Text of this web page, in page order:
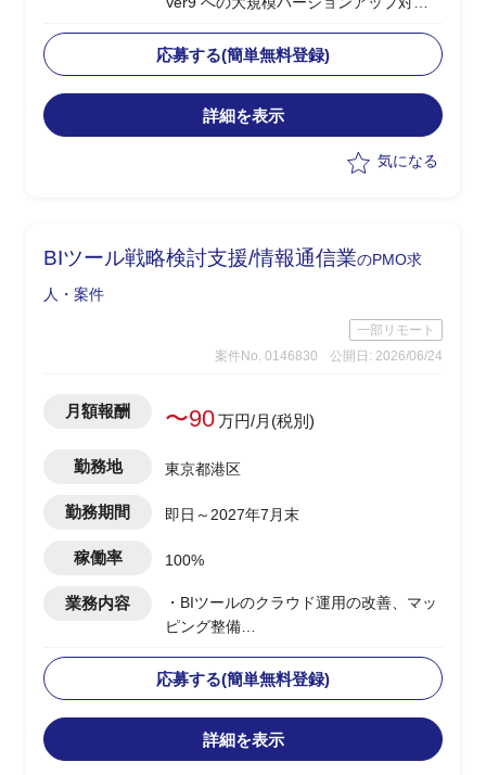
・VMware Ver8から9に変更されること
に伴う技術的検証から基本・詳細設計、
環境構築
※必要に応じてサーバ増設等の対応有
・技術サイドとして下記業務を実施
ポーネント再設計
応募する(簡単無料登録)
詳細を表示
気になる
BIツール戦略検討⽀援/情報通信業のPMO求
人・案件
一部リモート
案件No. 0146830
公開日: 2026/06/24
月額報酬 〜90万円/月(税別)
勤務地 東京都港区
勤務期間 即日～2027年7月末
稼働率 100%
業務内容
・BIツールのクラウド運⽤の改善、マッ
ピング整備
どの戦略検討
・若⼿プロパーメンバーがおり、⼀緒に
検討し、指⽰出しなど⾃⾛して動いてい
ただきたい
応募する(簡単無料登録)
詳細を表示